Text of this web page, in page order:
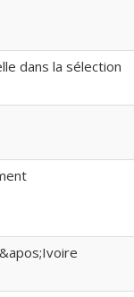
dans la sélection